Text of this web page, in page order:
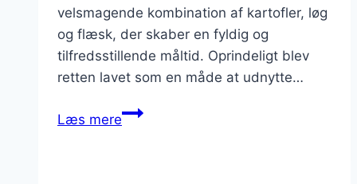
velsmagende kombination af kartofler, løg
og flæsk, der skaber en fyldig og
tilfredsstillende måltid. Oprindeligt blev
retten lavet som en måde at udnytte…
Læs mereBrændende